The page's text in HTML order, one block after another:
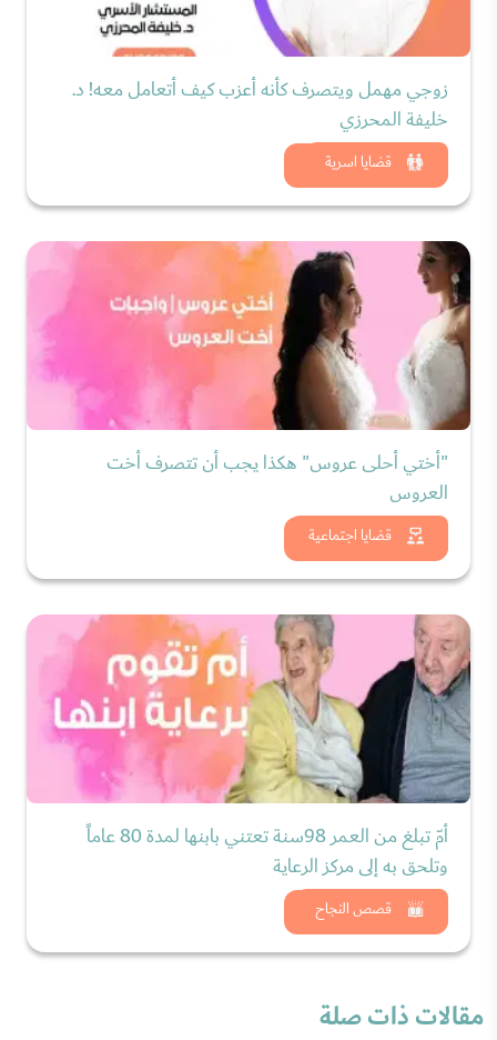
قضايا اسرية
زوجي مهمل ويتصرف كأنه أعزب كيف أتعامل معه! د.
خليفة المحرزي
شاهد الان
قضايا اجتماعية
"أختي أحلى عروس" هكذا يجب أن تتصرف أخت
العروس
شاهد الان
قصص النجاح
أمّ تبلغ من العمر 98سنة تعتني بابنها لمدة 80 عاماً
وتلحق به إلى مركز الرعاية
شاهد الان
مقالات ذات صلة